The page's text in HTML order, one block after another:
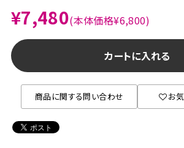
¥7,480(本体価格¥6,800)
カートに入れる
商品に関する問い合わせ お